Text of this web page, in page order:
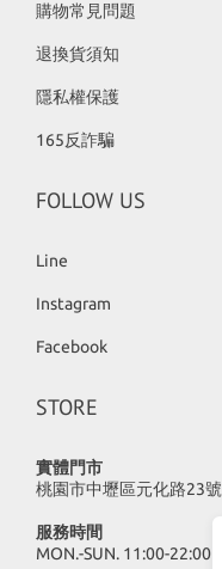
購物常見問題
退換貨須知
隱私權保護
165反詐騙
FOLLOW US
Line
Instagram
Facebook
STORE
實體門市
桃園市中壢區元化路23號
服務時間
MON.-SUN. 11:00-22:00